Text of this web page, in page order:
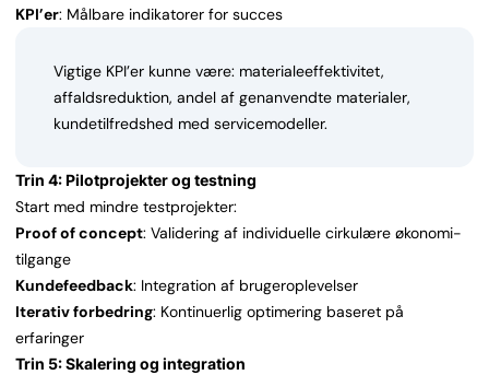
KPI’er: Målbare indikatorer for succes
Vigtige KPI’er kunne være: materialeeffektivitet,
affaldsreduktion, andel af genanvendte materialer,
kundetilfredshed med servicemodeller.
Trin 4: Pilotprojekter og testning
Start med mindre testprojekter:
Proof of concept: Validering af individuelle cirkulære økonomi-
tilgange
Kundefeedback: Integration af brugeroplevelser
Iterativ forbedring: Kontinuerlig optimering baseret på
erfaringer
Trin 5: Skalering og integration